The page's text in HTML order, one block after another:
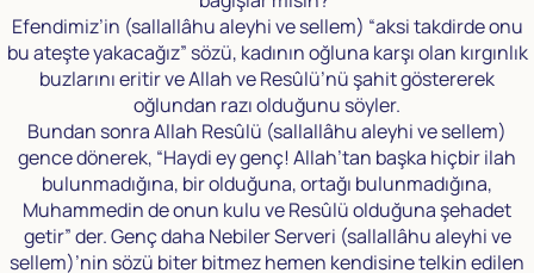
Efendimiz’in (sallallâhu aleyhi ve sellem) “aksi takdirde onu
bu ateşte yakacağız” sözü, kadının oğluna karşı olan kırgınlık
buzlarını eritir ve Allah ve Resûlü’nü şahit göstererek
oğlundan razı olduğunu söyler.
Bundan sonra Allah Resûlü (sallallâhu aleyhi ve sellem)
gence dönerek, “Haydi ey genç! Allah’tan başka hiçbir ilah
bulunmadığına, bir olduğuna, ortağı bulunmadığına,
Muhammedin de onun kulu ve Resûlü olduğuna şehadet
getir” der. Genç daha Nebiler Serveri (sallallâhu aleyhi ve
sellem)’nin sözü biter bitmez hemen kendisine telkin edilen